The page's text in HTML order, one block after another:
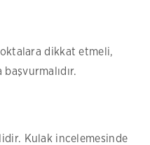
dikkat etmeli,
Kulak incelemesinde